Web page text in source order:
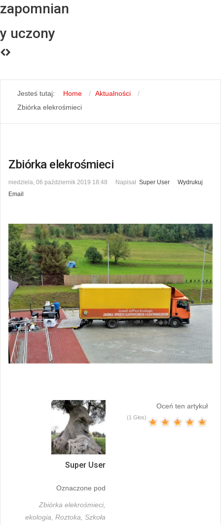
zapomnian
y uczony
Jesteś tutaj: Home
Aktualności
Zbiórka elekrośmieci
Zbiórka elekrośmieci
niedziela, 06 październik 2019 18:48 Napisał Super User
Wydrukuj
Email
Super User
Oceń ten artykuł
(1 Głos)
Oznaczone pod
Zbiórka elekrośmieci,
ekologia, Roztoka, Szkoła